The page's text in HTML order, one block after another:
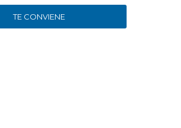
TE CONVIENE